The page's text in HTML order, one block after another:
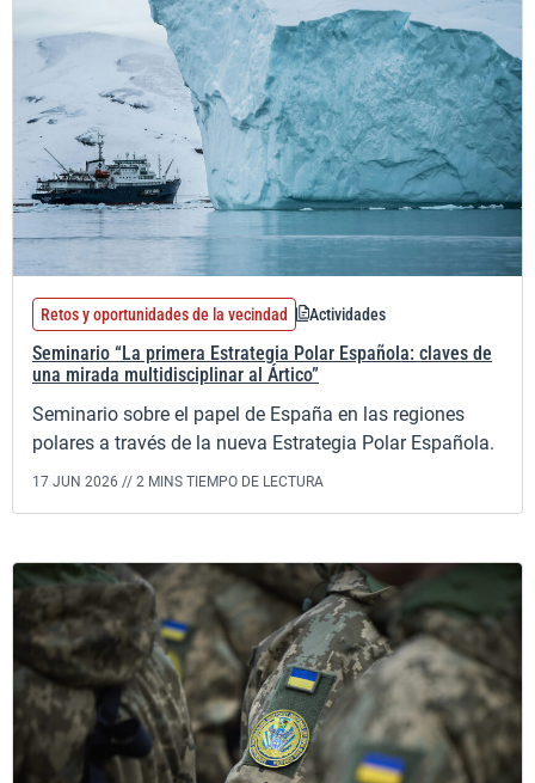
Retos y oportunidades de la vecindad Actividades
Seminario “La primera Estrategia Polar Española: claves de
una mirada multidisciplinar al Ártico”
Seminario sobre el papel de España en las regiones
polares a través de la nueva Estrategia Polar Española.
17 JUN 2026 // 2 MINS TIEMPO DE LECTURA